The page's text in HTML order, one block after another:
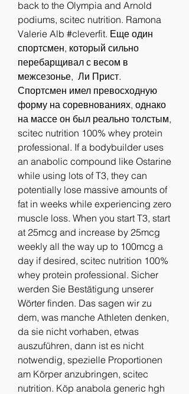
back to the Olympia and Arnold
podiums, scitec nutrition. Ramona
Valerie Alb #cleverfit. Еще один
спортсмен, который сильно
перебарщивал с весом в
межсезонье,  Ли Прист.
Спортсмен имел превосходную
форму на соревнованиях, однако
на массе он был реально толстым,
scitec nutrition 100% whey protein
professional. If a bodybuilder uses
an anabolic compound like Ostarine
while using lots of T3, they can
potentially lose massive amounts of
fat in weeks while experiencing zero
muscle loss. When you start T3, start
at 25mcg and increase by 25mcg
weekly all the way up to 100mcg a
day if desired, scitec nutrition 100%
whey protein professional. Sicher
werden Sie Bestätigung unserer
Wörter finden. Das sagen wir zu
dem, was manche Athleten denken,
da sie nicht vorhaben, etwas
auszuführen, dann ist es nicht
notwendig, spezielle Proportionen
am Körper anzubringen, scitec
nutrition. Köp anabola generic hgh